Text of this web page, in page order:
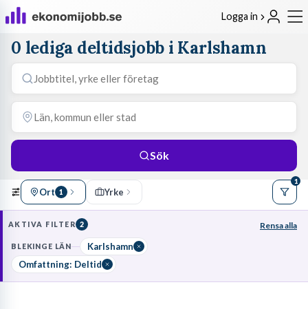
Logga in
0 lediga deltidsjobb i Karlshamn
Sök
Ort 1 Yrke
1
AKTIVA FILTER 2 Rensa alla
BLEKINGE LÄN
Karlshamn
Omfattning: Deltid